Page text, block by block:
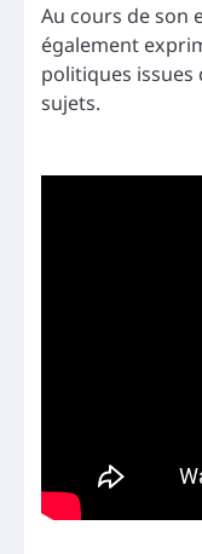
Au cours de son
également
politiques issues
sujets.